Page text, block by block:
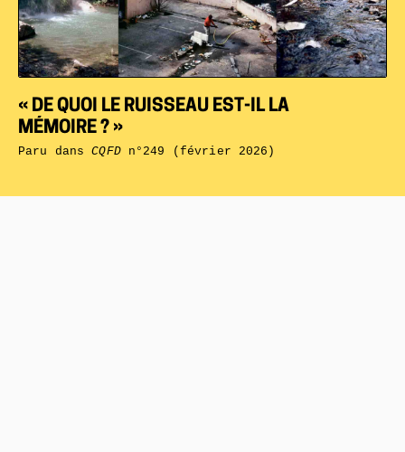
« DE QUOI LE RUISSEAU EST-IL LA
MÉMOIRE ? »
Paru dansCQFDn°249 (février 2026)